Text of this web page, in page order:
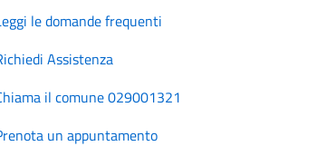
le domande frequenti
Assistenza
il comune 029001321
un appuntamento